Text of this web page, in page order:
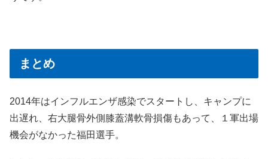
まとめ
2014年はインフルエンザ感染でスタートし、キャンプに
出遅れ、右大腿骨外側膝蓋溝軟骨損傷もあって、１軍出場
機会がなかった福田選手。